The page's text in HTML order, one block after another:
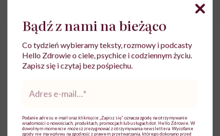
Medycyna Witaminy
lekarskiej. Pamiętaj, że w przypadku
Bądź z nami na bieżąco
Co tydzień wybieramy teksty, rozmowy i podcasty
Hello Zdrowie o ciele, psychice i codziennym życiu.
Zapisz się i czytaj bez pośpiechu.
mail*
Podanie adresu e-mail oraz kliknięcie „Zapisz się” oznacza zgodę na otrzymywanie
wiadomości o nowościach, produktach, promocjach lub usługach dot. Hello Zdrowie. W
dowolnym momencie możesz zrezygnować z otrzymywania newslettera. Wycofanie
zgody nie ma wpływu na zgodność z prawem przetwarzania, którego dokonano przed